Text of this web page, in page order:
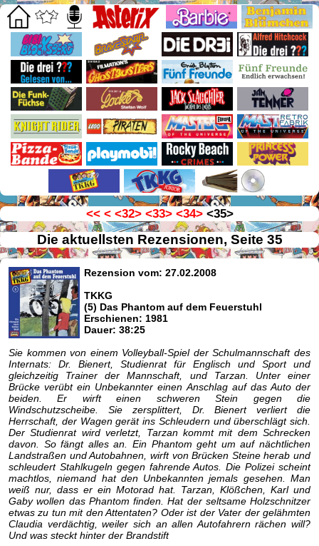
<< < <32> <33> <34><35>
Die aktuellsten Rezensionen, Seite 35
Rezension vom: 27.02.2008
TKKG
(5) Das Phantom auf dem Feuerstuhl
Erschienen: 1981
Dauer: 38:25
Sie kommen von einem Volleyball-Spiel der Schulmannschaft des
Internats: Dr. Bienert, Studienrat für Englisch und Sport und
gleichzeitig Trainer der Mannschaft, und Tarzan. Unter einer
Brücke verübt ein Unbekannter einen Anschlag auf das Auto der
beiden. Er wirft einen schweren Stein gegen die
Windschutzscheibe. Sie zersplittert, Dr. Bienert verliert die
Herrschaft, der Wagen gerät ins Schleudern und überschlägt sich.
Der Studienrat wird verletzt, Tarzan kommt mit dem Schrecken
davon. So fängt alles an. Ein Phantom geht um auf nächtlichen
Landstraßen und Autobahnen, wirft von Brücken Steine herab und
schleudert Stahlkugeln gegen fahrende Autos. Die Polizei scheint
machtlos, niemand hat den Unbekannten jemals gesehen. Man
weiß nur, dass er ein Motorad hat. Tarzan, Klößchen, Karl und
Gaby wollen das Phantom finden. Hat der seltsame Holzschnitzer
etwas zu tun mit den Attentaten? Oder ist der Vater der gelähmten
Claudia verdächtig, weiler sich an allen Autofahrern rächen will?
Und was steckt hinter der Brandstift